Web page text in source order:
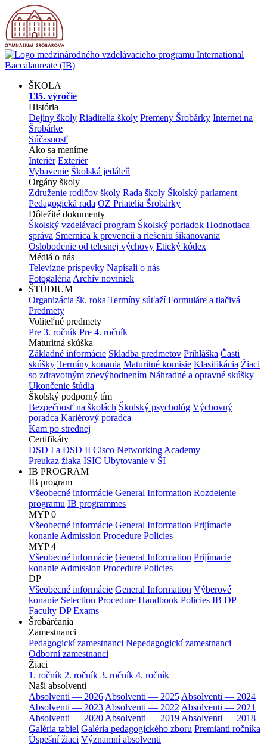
ŠKOLA
135. výročie
História
Dejiny školy Riaditelia školy Premeny Šrobárky Internet na
Šrobárke
Súčasnosť
Ako sa meníme
Interiér Exteriér
Vybavenie Školská jedáleň
Orgány školy
Združenie rodičov školy Rada školy Školský parlament
Pedagogická rada OZ Priatelia Šrobárky
Dôležité dokumenty
Školský vzdelávací program Školský poriadok Hodnotiaca
správa Smernica k prevencii a riešeniu šikanovania
Oslobodenie od telesnej výchovy Etický kódex
Médiá o nás
Televízne príspevky Napísali o nás
Fotogaléria Archív noviniek
ŠTÚDIUM
Organizácia šk. roka Termíny súťaží Formuláre a tlačivá
Predmety
Voliteľné predmety
Pre 3. ročník Pre 4. ročník
Maturitná skúška
Základné informácie Skladba predmetov Prihláška Časti
skúšky Termíny konania Maturitné komisie Klasifikácia Žiaci
so zdravotným znevýhodnením Náhradné a opravné skúšky
Ukončenie štúdia
Školský podporný tím
Bezpečnosť na školách Školský psychológ Výchovný
poradca Kariérový poradca
Kam po strednej
Certifikáty
DSD I a DSD II Cisco Networking Academy
Preukaz žiaka ISIC Ubytovanie v ŠI
IB PROGRAM
IB program
Všeobecné informácie General Information Rozdelenie
programu IB programmes
MYP 0
Všeobecné informácie General Information Prijímacie
konanie Admission Procedure Policies
MYP 4
Všeobecné informácie General Information Prijímacie
konanie Admission Procedure Policies
DP
Všeobecné informácie General Information Výberové
konanie Selection Procedure Handbook Policies IB DP
Faculty DP Exams
Šrobárčania
Zamestnanci
Pedagogickí zamestnanci Nepedagogickí zamestnanci
Odborní zamestnanci
Žiaci
1. ročník 2. ročník 3. ročník 4. ročník
Naši absolventi
Absolventi — 2026 Absolventi — 2025 Absolventi — 2024
Absolventi — 2023 Absolventi — 2022 Absolventi — 2021
Absolventi — 2020 Absolventi — 2019 Absolventi — 2018
Galéria tabiel Galéria pedagogického zboru Premianti ročníka
Úspešní žiaci Významní absolventi